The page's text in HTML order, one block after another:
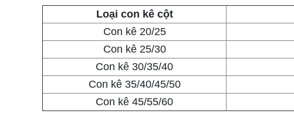
Loại con kê cột
Con kê 20/25
Con kê 25/30
Con kê 30/35/40
Con kê 35/40/45/50
Con kê 45/55/60